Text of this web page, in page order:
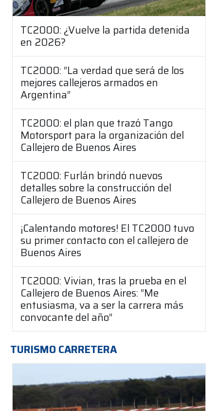
TC2000: ¿Vuelve la partida detenida
en 2026?
TC2000: “La verdad que será de los
mejores callejeros armados en
Argentina”
TC2000: el plan que trazó Tango
Motorsport para la organización del
Callejero de Buenos Aires
TC2000: Furlán brindó nuevos
detalles sobre la construcción del
Callejero de Buenos Aires
¡Calentando motores! El TC2000 tuvo
su primer contacto con el callejero de
Buenos Aires
TC2000: Vivian, tras la prueba en el
Callejero de Buenos Aires: “Me
entusiasma, va a ser la carrera más
convocante del año”
TURISMO CARRETERA